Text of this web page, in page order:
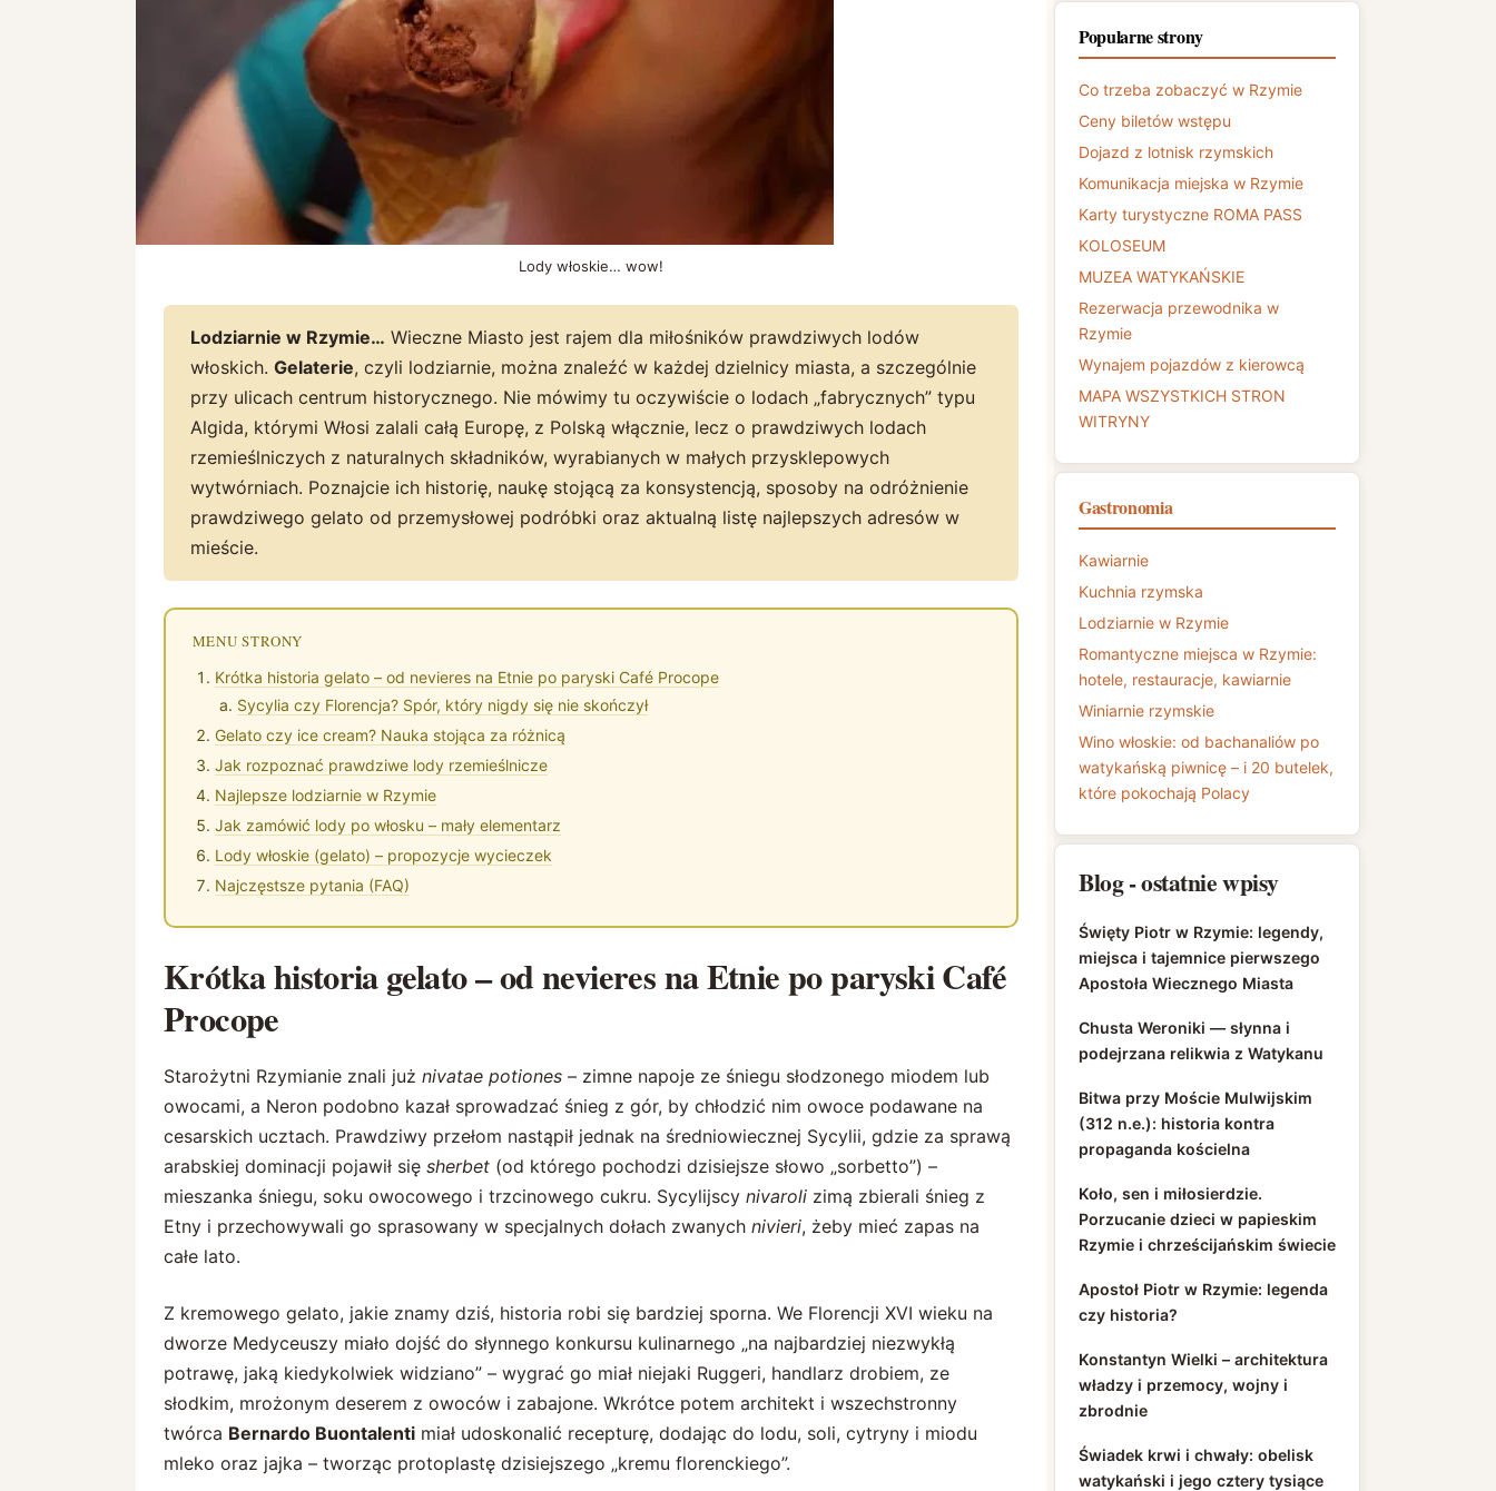
Lody włoskie… wow!
Lodziarnie w Rzymie… Wieczne Miasto jest rajem dla miłośników prawdziwych lodów
włoskich. Gelaterie, czyli lodziarnie, można znaleźć w każdej dzielnicy miasta, a szczególnie
przy ulicach centrum historycznego. Nie mówimy tu oczywiście o lodach „fabrycznych” typu
Algida, którymi Włosi zalali całą Europę, z Polską włącznie, lecz o prawdziwych lodach
rzemieślniczych z naturalnych składników, wyrabianych w małych przysklepowych
wytwórniach. Poznajcie ich historię, naukę stojącą za konsystencją, sposoby na odróżnienie
prawdziwego gelato od przemysłowej podróbki oraz aktualną listę najlepszych adresów w
mieście.
MENU STRONY
Krótka historia gelato – od nevieres na Etnie po paryski Café Procope
Sycylia czy Florencja? Spór, który nigdy się nie skończył
Gelato czy ice cream? Nauka stojąca za różnicą
Jak rozpoznać prawdziwe lody rzemieślnicze
Najlepsze lodziarnie w Rzymie
Jak zamówić lody po włosku – mały elementarz
Lody włoskie (gelato) – propozycje wycieczek
Najczęstsze pytania (FAQ)
Krótka historia gelato – od nevieres na Etnie po paryski Café
Procope
Starożytni Rzymianie znali już nivatae potiones – zimne napoje ze śniegu słodzonego miodem lub
owocami, a Neron podobno kazał sprowadzać śnieg z gór, by chłodzić nim owoce podawane na
cesarskich ucztach. Prawdziwy przełom nastąpił jednak na średniowiecznej Sycylii, gdzie za sprawą
arabskiej dominacji pojawił się sherbet (od którego pochodzi dzisiejsze słowo „sorbetto”) –
mieszanka śniegu, soku owocowego i trzcinowego cukru. Sycylijscy nivaroli zimą zbierali śnieg z
Etny i przechowywali go sprasowany w specjalnych dołach zwanych nivieri, żeby mieć zapas na
całe lato.
Z kremowego gelato, jakie znamy dziś, historia robi się bardziej sporna. We Florencji XVI wieku na
dworze Medyceuszy miało dojść do słynnego konkursu kulinarnego „na najbardziej niezwykłą
potrawę, jaką kiedykolwiek widziano” – wygrać go miał niejaki Ruggeri, handlarz drobiem, ze
słodkim, mrożonym deserem z owoców i zabajone. Wkrótce potem architekt i wszechstronny
twórca Bernardo Buontalenti miał udoskonalić recepturę, dodając do lodu, soli, cytryny i miodu
mleko oraz jajka – tworząc protoplastę dzisiejszego „kremu florenckiego”.
Popularne strony
Co trzeba zobaczyć w Rzymie
Ceny biletów wstępu
Dojazd z lotnisk rzymskich
Komunikacja miejska w Rzymie
Karty turystyczne ROMA PASS
KOLOSEUM
MUZEA WATYKAŃSKIE
Rezerwacja przewodnika w
Rzymie
Wynajem pojazdów z kierowcą
MAPA WSZYSTKICH STRON
WITRYNY
Gastronomia
Kawiarnie
Kuchnia rzymska
Lodziarnie w Rzymie
Romantyczne miejsca w Rzymie:
hotele, restauracje, kawiarnie
Winiarnie rzymskie
Wino włoskie: od bachanaliów po
watykańską piwnicę – i 20 butelek,
które pokochają Polacy
Blog - ostatnie wpisy
Święty Piotr w Rzymie: legendy,
miejsca i tajemnice pierwszego
Apostoła Wiecznego Miasta
Chusta Weroniki — słynna i
podejrzana relikwia z Watykanu
Bitwa przy Moście Mulwijskim
(312 n.e.): historia kontra
propaganda kościelna
Koło, sen i miłosierdzie.
Porzucanie dzieci w papieskim
Rzymie i chrześcijańskim świecie
Apostoł Piotr w Rzymie: legenda
czy historia?
Konstantyn Wielki – architektura
władzy i przemocy, wojny i
zbrodnie
Świadek krwi i chwały: obelisk
watykański i jego cztery tysiące